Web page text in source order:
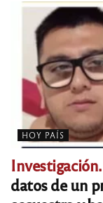
HOY PAÍS
Investigación.
datos de un